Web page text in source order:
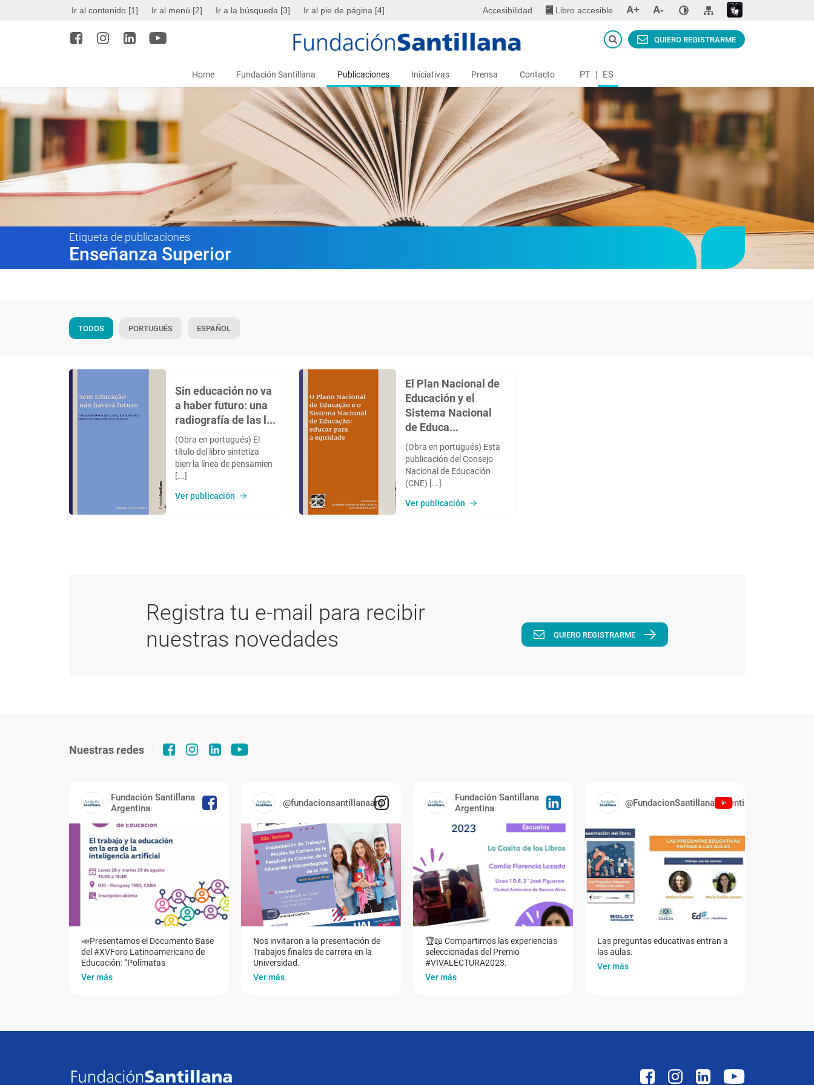
Ir al contenido [1] Ir al menú [2] Ir a la búsqueda [3] Ir al pie de página [4] Accesibilidad Libro accesible A+ A-
Home Fundación Santillana Publicaciones Iniciativas Prensa Contacto PT | ES
QUIERO REGISTRARME
Etiqueta de publicaciones
Enseñanza Superior
TODOS PORTUGUÉS ESPAÑOL
Sin educación no va
a haber futuro: una
radiografía de las l...
(Obra en portugués) El
título del libro sintetiza
bien la línea de pensamien
[...]
Ver publicación
El Plan Nacional de
Educación y el
Sistema Nacional
de Educa...
(Obra en portugués) Esta
publicación del Consejo
Nacional de Educación
(CNE) [...]
Ver publicación
Registra tu e-mail para recibir
nuestras novedades
QUIERO REGISTRARME
Nuestras redes
Fundación Santillana
Argentina
📣Presentamos el Documento Base
del #XVForo Latinoamericano de
Educación: “Polímatas
Ver más
@fundacionsantillanaarg
Nos invitaron a la presentación de
Trabajos finales de carrera en la
Universidad.
Ver más
Fundación Santillana
Argentina
🏆📖 Compartimos las experiencias
seleccionadas del Premio
#VIVALECTURA2023.
Ver más
@FundacionSantillanaArgentina
Las preguntas educativas entran a
las aulas.
Ver más